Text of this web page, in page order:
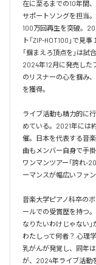
在に至るまでの10年間
サポートソングを担当
100万回再生を突破。
ト「ZIP-HOT100」で見
「掴まえろ頂点を」は
2024年12月に発売した
のリスナーの心を掴み
を獲得。
ライブ活動も精力的に
めている。2021年には
催。日本を代表する音
曲もメンバー自身で手
ワンマンツアー「誇れ-
ーマンスが幅広いファ
音楽大学ピアノ科卒の
ールでの受賞歴を持つ
なりたいわけじゃない
わたしって何者？ 心理
乳がんが発覚し、同年
が、2024年ライブ活動